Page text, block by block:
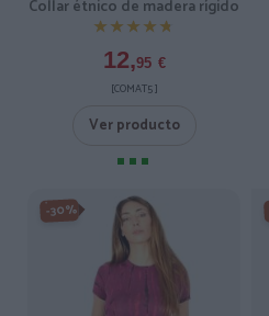
Collar étnico de madera rígido
★★★★★
★★★★★
12,95 €
[COMAT5 ]
Ver producto
-30%